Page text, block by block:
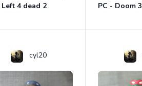
Left 4 dead 2 PC - Doom 3
cyl20